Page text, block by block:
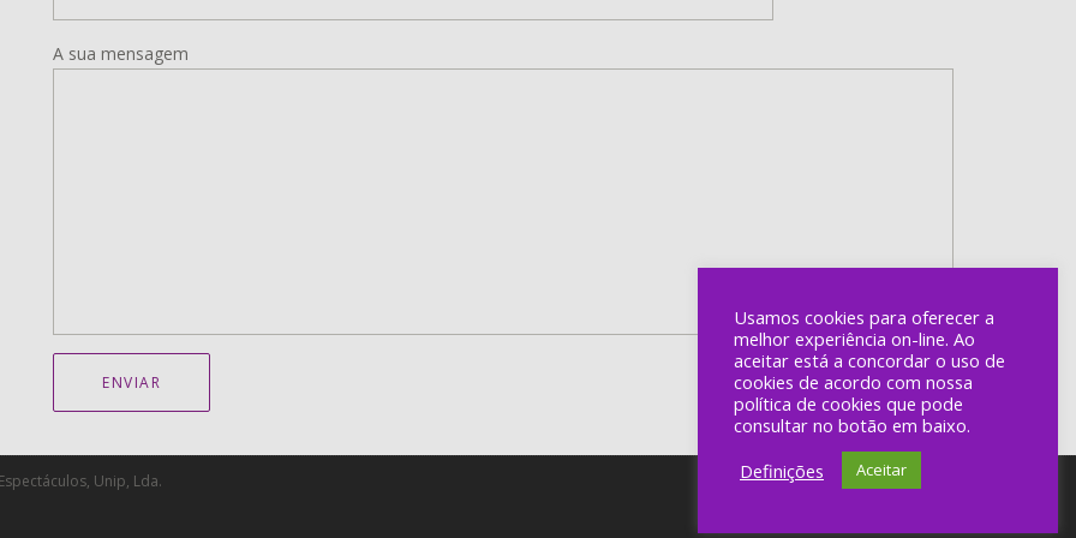
A sua mensagem
Unip, Lda. Powered by auratus
Usamos cookies para oferecer a
melhor experiência on-line. Ao
aceitar está a concordar o uso de
cookies de acordo com nossa
política de cookies que pode
consultar no botão em baixo.
Definições
Aceitar